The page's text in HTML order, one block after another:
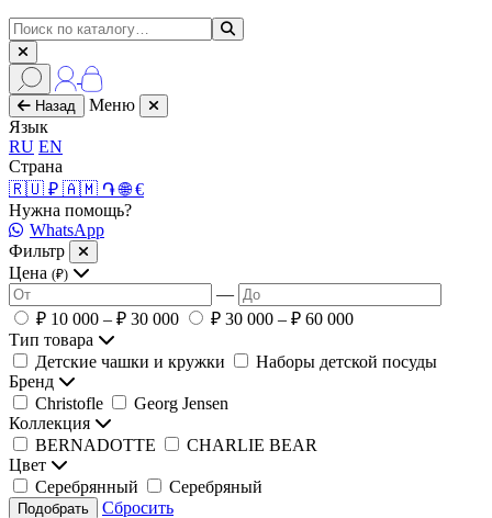
Назад
Меню
Язык
RU EN
Страна
🇷🇺 ₽ 🇦🇲 ֏🌐 €
Нужна помощь?
WhatsApp
Фильтр
Цена (₽)
—
₽ 10 000 – ₽ 30 000
₽ 30 000 – ₽ 60 000
Тип товара
Детские чашки и кружки
Наборы детской посуды
Бренд
Christofle
Georg Jensen
Коллекция
BERNADOTTE
CHARLIE BEAR
Цвет
Серебрянный
Серебряный
Подобрать
Сбросить